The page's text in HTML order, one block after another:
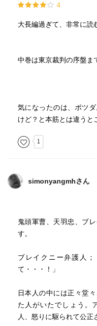
まみれる。僕の仕事は
などは無く製図はもと
あまり見たことがない
換は出来なかった。候
んど使われていない言
後の文意からそういう
なんと東京裁判には中
たらしいが）側の証人
初めて知った。証言内
く関わっているのでこ
語は浅田の二郎吉親分
る筈なのだが，溥儀が
「愛新覚羅」 あいしん
と覚えていた。前出の浅
4
大長編過ぎて、非常に読
中巻は東京裁判の序盤ま
気になったのは、ポツ
けど？と本筋とは違うと
1
simonyangmhさん
鬼頭軍曹、天羽忠、ブ
す。
ブレイクニー弁護人
て・・・！」
日本人の中には正々堂
た人がいたでしょう。
人、怒りに駆られて公正